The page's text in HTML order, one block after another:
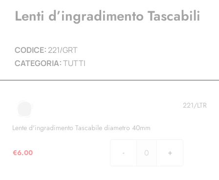
Lenti d’ingradimento Tascabili
CODICE: 221/GRT
CATEGORIA:TUTTI
Lente d'ingradimento Tascabile diametro 40mm
221/LTR
€6.00